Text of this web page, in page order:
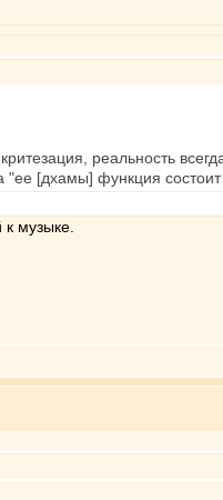
реальность
[дхамы] функция
музыке.